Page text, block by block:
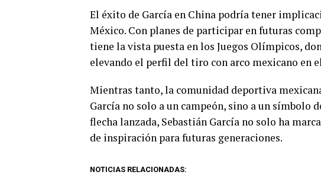
El éxito de García en China podría tener
México. Con planes de participar en futuras
tiene la vista puesta en los Juegos Olímpicos,
elevando el perfil del tiro con arco mexicano en
Mientras tanto, la comunidad deportiva
García no solo a un campeón, sino a un símbolo
flecha lanzada, Sebastián García no solo ha
de inspiración para futuras generaciones.
NOTICIAS RELACIONADAS: